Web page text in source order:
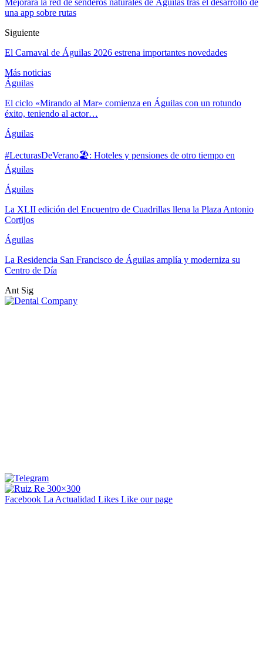
una app sobre rutas
Siguiente
El Carnaval de Águilas 2026 estrena importantes novedades
Más noticias
Águilas
El ciclo «Mirando al Mar» comienza en Águilas con un rotundo
éxito, teniendo al actor…
Águilas
#LecturasDeVerano🏖: Hoteles y pensiones de otro tiempo en
Águilas
Águilas
La XLII edición del Encuentro de Cuadrillas llena la Plaza Antonio
Cortijos
Águilas
La Residencia San Francisco de Águilas amplía y moderniza su
Centro de Día
Ant Sig
Facebook La Actualidad Likes Like our page